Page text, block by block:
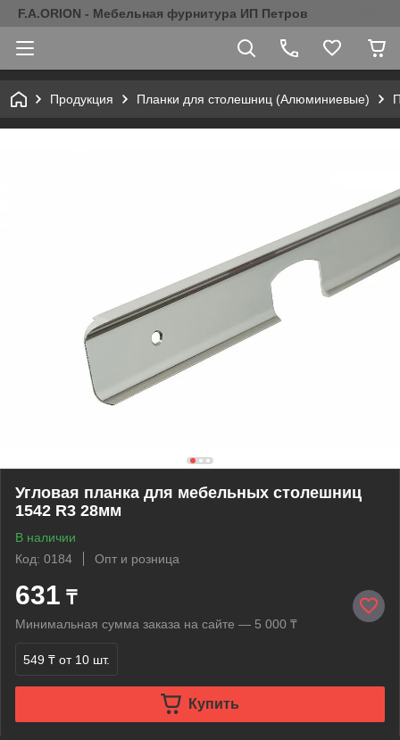
F.A.ORION - Мебельная фурнитура ИП Петров
Продукция Планки для столешниц (Алюминиевые)
Угловая планка для мебельных столешниц
1542 R3 28мм
В наличии
Код: 0184
Опт и розница
631 ₸
Минимальная сумма заказа на сайте — 5 000 ₸
549 ₸ от 10 шт.
Купить